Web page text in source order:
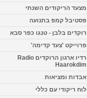
מצעד הריקודים השנתי
פסטיבל קמפ בתנועה
רוקדים בלבן - טנגו כפר סבא
פרוייקט 'צעד קדימה'
רדיו ארגון הרוקדים Radio
Haarokdim
אבדות ומציאות
לוח ריקודי עם כללי